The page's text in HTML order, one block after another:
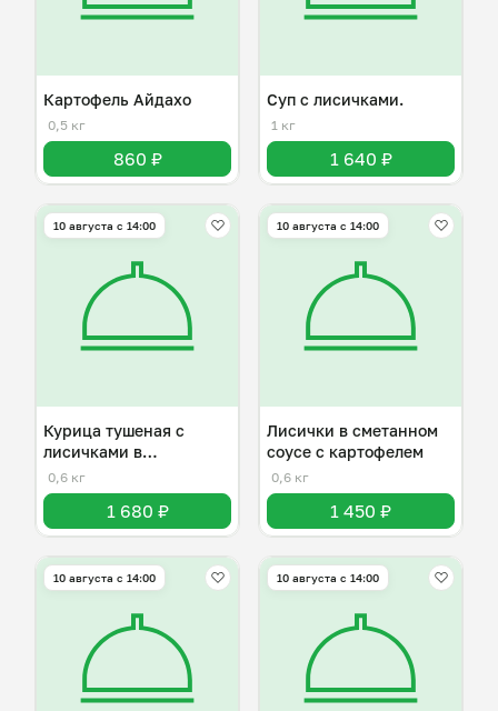
Картофель Айдахо
0,5 кг
860 ₽
Суп с лисичками.
1 кг
1 640 ₽
10 августа с 14:00
Курица тушеная с
лисичками в
сметанном соусе
0,6 кг
1 680 ₽
10 августа с 14:00
Лисички в сметанном
соусе с картофелем
0,6 кг
1 450 ₽
10 августа с 14:00 10 августа с 14:00